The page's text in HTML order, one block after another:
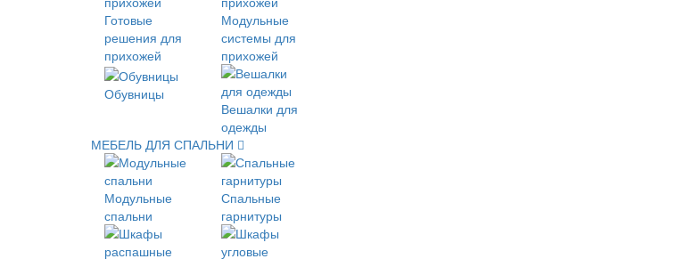
Готовые
решения для
прихожей
Модульные
системы для
прихожей
Обувницы
Вешалки для
одежды
МЕБЕЛЬ ДЛЯ СПАЛЬНИ
Модульные
спальни
Спальные
гарнитуры